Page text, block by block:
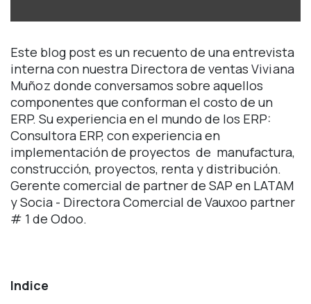
Este blog post es un recuento de una entrevista
interna con nuestra Directora de ventas Viviana
Muñoz donde conversamos sobre aquellos
componentes que conforman el costo de un
ERP. Su experiencia en el mundo de los ERP:
Consultora ERP, con experiencia en
implementación de proyectos de manufactura,
construcción, proyectos, renta y distribución.
Gerente comercial de partner de SAP en LATAM
y Socia - Directora Comercial de Vauxoo partner
# 1 de Odoo.
Indice